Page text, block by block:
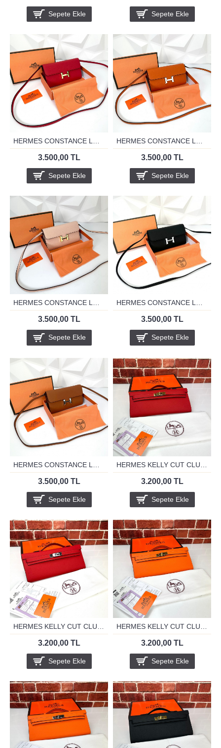
Sepete Ekle Sepete Ekle
3.500,00 TL
Sepete Ekle
3.500,00 TL
Sepete Ekle
HERMES CONSTANCE LONG WALLET TO GO PUDRA
3.500,00 TL
Sepete Ekle
HERMES CONSTANCE LONG WALLET TO GO SİYAH
3.500,00 TL
Sepete Ekle
3.500,00 TL
Sepete Ekle
3.200,00 TL
Sepete Ekle
3.200,00 TL
Sepete Ekle
3.200,00 TL
Sepete Ekle